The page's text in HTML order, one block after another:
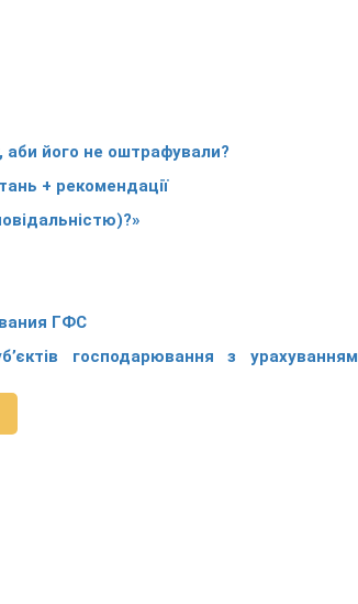
його не оштрафували?
+ рекомендації
ГФС
господарювання з урахуванням